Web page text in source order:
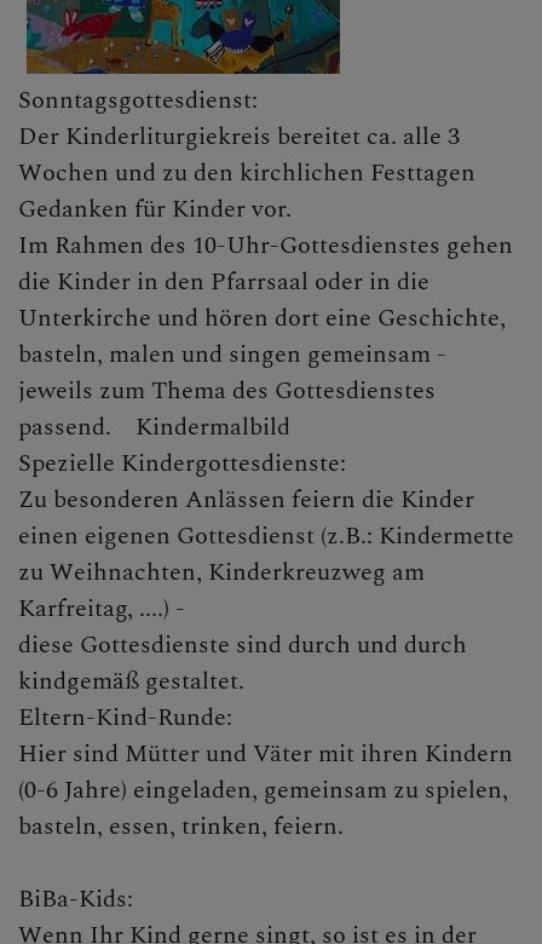
GALERIE
KLICKEN SIE AUF DAS
"+", UM UNTERMENÜS
ZU ÖFFNEN
PFARRTEAM
GRUPPEN, RUNDEN,
EVENTS, AKTIONEN
GESCHICHTE DER
PFARRE
CHRISTLICHES LEBEN &
SAKRAMENTE
Sakramente Allgemein
Brief an die Eltern des
Sonntagsgottesdienst:
Der Kinderliturgiekreis bereitet ca. alle 3
Wochen und zu den kirchlichen Festtagen
Gedanken für Kinder vor.
Im Rahmen des 10-Uhr-Gottesdienstes gehen
die Kinder in den Pfarrsaal oder in die
Unterkirche und hören dort eine Geschichte,
basteln, malen und singen gemeinsam -
jeweils zum Thema des Gottesdienstes
passend. Kindermalbild
Spezielle Kindergottesdienste:
Zu besonderen Anlässen feiern die Kinder
einen eigenen Gottesdienst (z.B.: Kindermette
zu Weihnachten, Kinderkreuzweg am
Karfreitag, ....) -
diese Gottesdienste sind durch und durch
kindgemäß gestaltet.
Eltern-Kind-Runde:
Hier sind Mütter und Väter mit ihren Kindern
(0-6 Jahre) eingeladen, gemeinsam zu spielen,
basteln, essen, trinken, feiern.
BiBa-Kids:
Wenn Ihr Kind gerne singt, so ist es in der